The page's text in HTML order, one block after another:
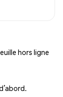
hors ligne